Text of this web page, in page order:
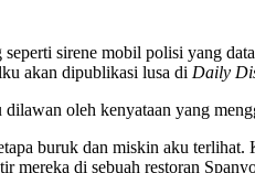
sirene mobil polisi yang
akan dipublikasi lusa di Daily
oleh kenyataan yang
buruk dan miskin aku terlihat.
mereka di sebuah restoran